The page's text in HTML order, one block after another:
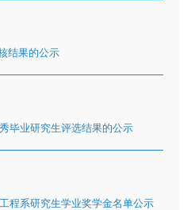
结果的公示
毕业研究生评选结果的公示
程系研究生学业奖学金名单公示